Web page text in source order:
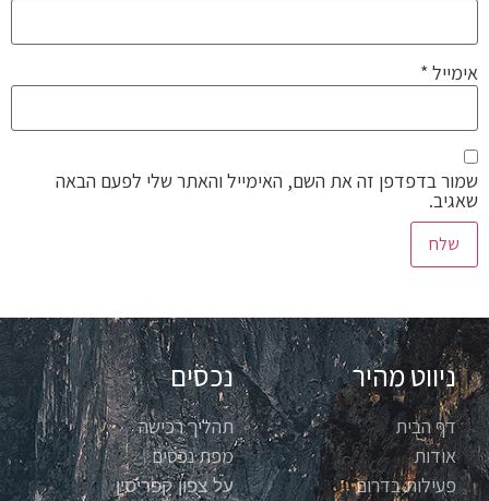
אימייל *
שמור בדפדפן זה את השם, האימייל והאתר שלי לפעם הבאה
שאגיב.
ניווט מהיר
דף הבית
אודות
פעילות בדרום
נכסים
תהליך רכישה
מפת נכסים
על צפון קפריסין